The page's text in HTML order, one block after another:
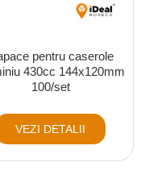
pentru caserole
430cc 144x120mm
100/set
VEZI DETALII